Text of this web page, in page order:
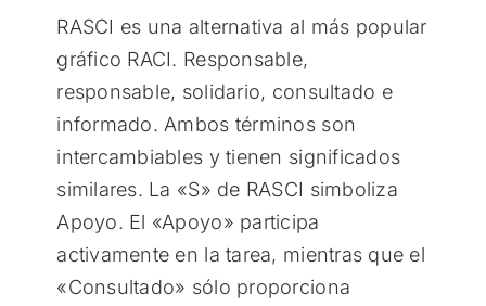
RASCI es una alternativa al más popular
gráfico RACI. Responsable,
responsable, solidario, consultado e
informado. Ambos términos son
intercambiables y tienen significados
similares. La «S» de RASCI simboliza
Apoyo. El «Apoyo» participa
activamente en la tarea, mientras que el
«Consultado» sólo proporciona